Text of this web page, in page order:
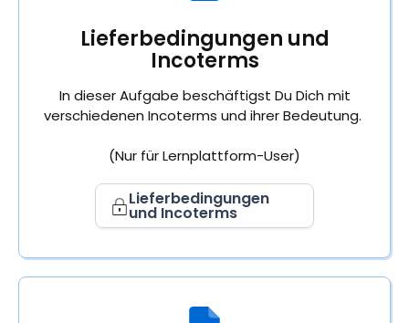
Lieferbedingungen und
Incoterms
In dieser Aufgabe beschäftigst Du Dich mit
verschiedenen Incoterms und ihrer Bedeutung.
(Nur für Lernplattform-User)
Lieferbedingungen
und Incoterms